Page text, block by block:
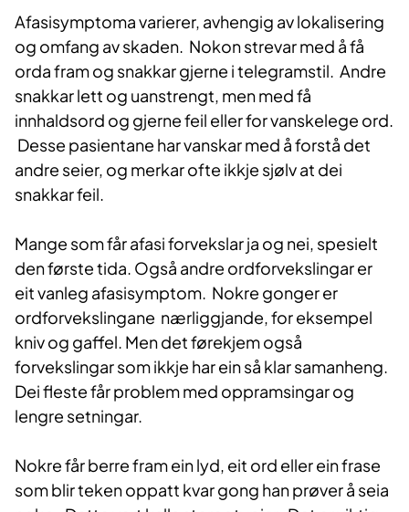
Afasisymptoma varierer, avhengig av lokalisering
og omfang av skaden. Nokon strevar med å få
orda fram og snakkar gjerne i telegramstil. Andre
snakkar lett og uanstrengt, men med få
innhaldsord og gjerne feil eller for vanskelege ord.
Desse pasientane har vanskar med å forstå det
andre seier, og merkar ofte ikkje sjølv at dei
snakkar feil.
Mange som får afasi forvekslar ja og nei, spesielt
den første tida. Også andre ordforvekslingar er
eit vanleg afasisymptom. Nokre gonger er
ordforvekslingane nærliggjande, for eksempel
kniv og gaffel. Men det førekjem også
forvekslingar som ikkje har ein så klar samanheng.
Dei fleste får problem med oppramsingar og
lengre setningar.
Nokre får berre fram ein lyd, eit ord eller ein frase
som blir teken oppatt kvar gong han prøver å seia